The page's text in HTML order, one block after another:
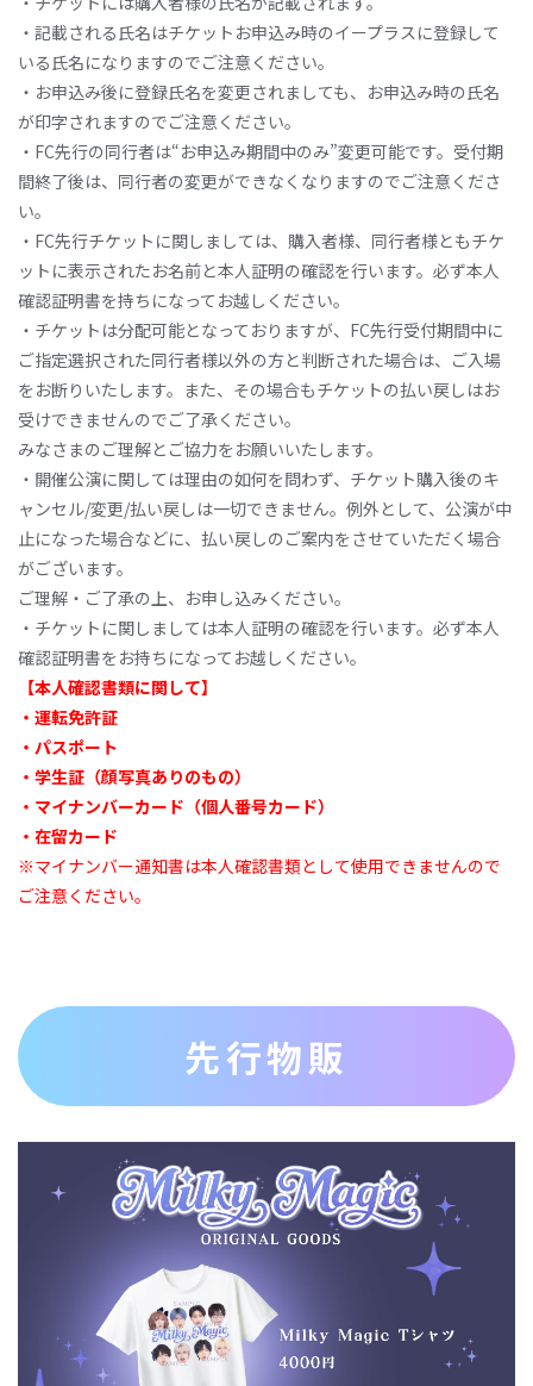
・記載される氏名はチケットお申込み時のイープラスに登録して
いる氏名になりますのでご注意ください。
・お申込み後に登録氏名を変更されましても、お申込み時の氏名
が印字されますのでご注意ください。
・FC先行の同行者は“お申込み期間中のみ”変更可能です。受付期
間終了後は、同行者の変更ができなくなりますのでご注意くださ
い。
・FC先行チケットに関しましては、購入者様、同行者様ともチケ
ットに表示されたお名前と本人証明の確認を行います。必ず本人
確認証明書を持ちになってお越しください。
・チケットは分配可能となっておりますが、FC先行受付期間中に
ご指定選択された同行者様以外の方と判断された場合は、ご入場
をお断りいたします。また、その場合もチケットの払い戻しはお
受けできませんのでご了承ください。
みなさまのご理解とご協力をお願いいたします。
・開催公演に関しては理由の如何を問わず、チケット購入後のキ
ャンセル/変更/払い戻しは一切できません。例外として、公演が中
止になった場合などに、払い戻しのご案内をさせていただく場合
がございます。
ご理解・ご了承の上、お申し込みください。
・チケットに関しましては本人証明の確認を行います。必ず本人
確認証明書をお持ちになってお越しください。
【本⼈確認書類に関 して】
‧ 運転免許証
‧パスポート
‧学⽣証 （顔写真ありのもの）
‧マイナンバーカード （個⼈番号カード）
‧在留カード
※マイナンバー通知書は本⼈確認書類として使⽤できませんので
ご注意ください。
先行物販